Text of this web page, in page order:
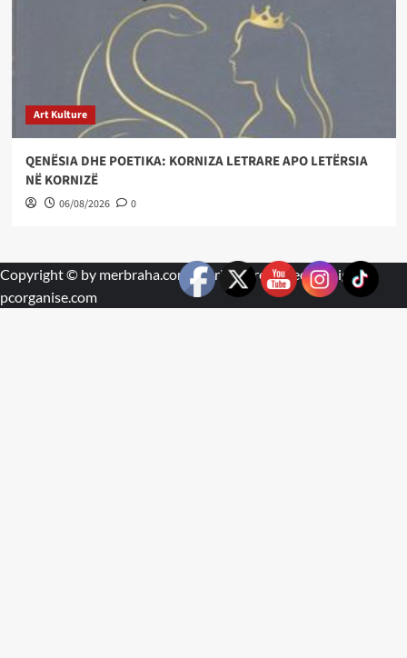
Art Kulture
QENËSIA DHE POETIKA: KORNIZA LETRARE APO LETËRSIA
NË KORNIZË
06/08/2026 0
Copyright © by merbraha.com . All rights reserved. Design by
pcorganise.com